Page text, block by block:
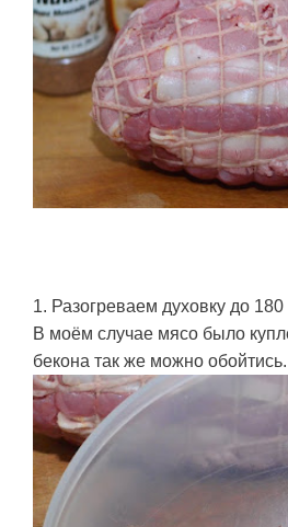
1. Разогреваем духовку до 180
В моём случае мясо было
бекона так же можно